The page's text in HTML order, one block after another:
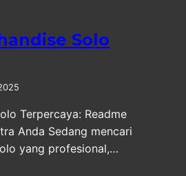
Solo
Terpercaya: Readme
Anda Sedang mencari
yang profesional,…